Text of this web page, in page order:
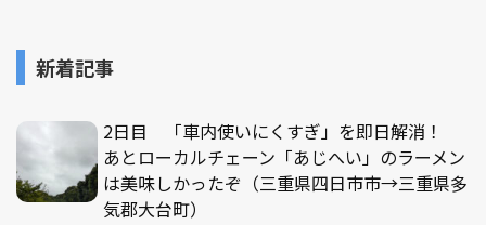
新着記事
2日目 「車内使いにくすぎ」を即日解消！
あとローカルチェーン「あじへい」のラーメン
は美味しかったぞ（三重県四日市市→三重県多
気郡大台町）